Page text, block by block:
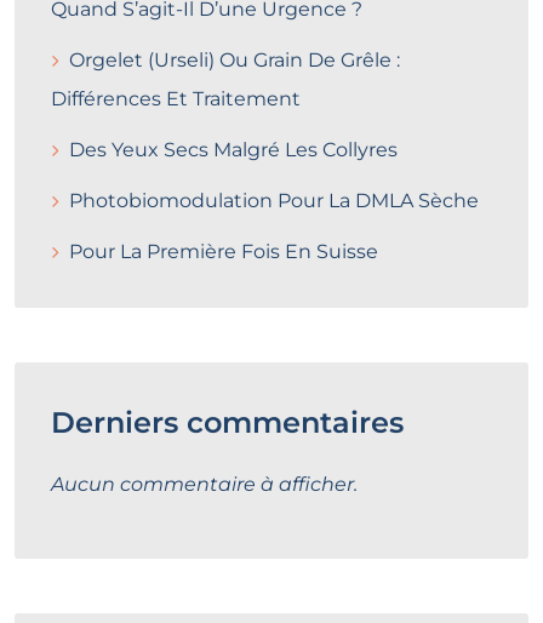
Quand S’agit-Il D’une Urgence ?
Orgelet (Urseli) Ou Grain De Grêle :
Différences Et Traitement
Des Yeux Secs Malgré Les Collyres
Photobiomodulation Pour La DMLA Sèche
Pour La Première Fois En Suisse
Derniers commentaires
Aucun commentaire à afficher.